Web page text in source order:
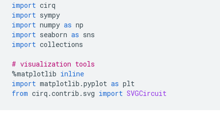
import cirq
import sympy
import numpy as np
import seaborn as sns
import collections
# visualization tools
%matplotlib inline
import matplotlib .pyplot as plt
from cirq .contrib . svg import SVGCircuit